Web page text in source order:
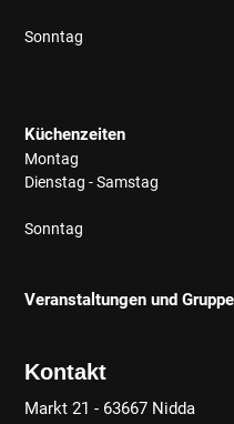
Sonntag
Küchenzeiten
Montag
Dienstag - Samstag
Sonntag
Veranstaltungen und
Kontakt
Markt 21 - 63667 Nidda